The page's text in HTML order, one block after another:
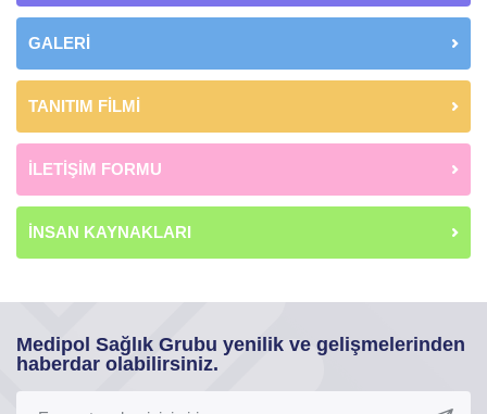
GALERİ
TANITIM FİLMİ
İLETİŞİM FORMU
İNSAN KAYNAKLARI
Medipol Sağlık Grubu yenilik ve gelişmelerinden
haberdar olabilirsiniz.